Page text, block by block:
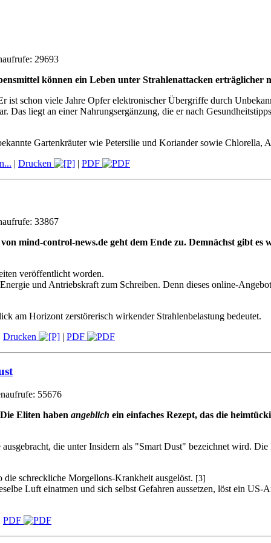
29693
können ein Leben unter Strahlenattacken
ist schon viele Jahre Opfer elektronischer Übergriffe durch
liegt an einer Nahrungsergänzung, die er nach
Gartenkräuter wie Petersilie und Koriander sowie Chlorella,
| Drucken | PDF
33867
mind-control-news.de geht dem Ende zu. Demnächst gibt
veröffentlicht worden.
und Antriebskraft zum Schreiben. Denn dieses online-
am Horizont zerstörerisch wirkender Strahlenbelastung bedeutet.
Drucken | PDF
55676
Die Eliten haben angeblich ein einfaches Rezept, das die
die unter Insidern als "Smart Dust" bezeichnet wird.
schreckliche Morgellons-Krankheit ausgelöst. [3]
Luft einatmen und sich selbst Gefahren aussetzen, löst ein
PDF